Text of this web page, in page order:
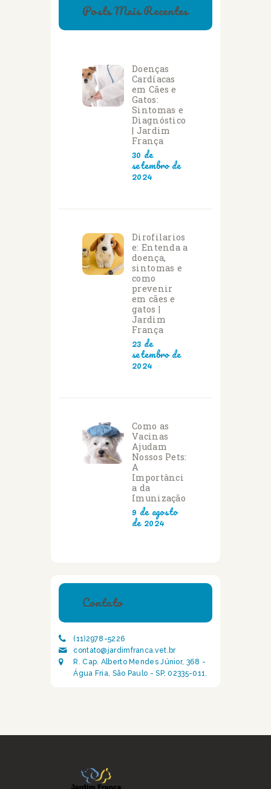
Posts Mais Recentes
Doenças
Cardíacas
em Cães e
Gatos:
Sintomas e
Diagnóstico
| Jardim
França
30 de
setembro de
2024
Dirofilarios
e: Entenda a
doença,
sintomas e
como
prevenir
em cães e
gatos |
Jardim
França
23 de
setembro de
2024
Como as
Vacinas
Ajudam
Nossos Pets:
A
Importânci
a da
Imunização
9 de agosto
de 2024
Contato
(11)2978-5226
contato@jardimfranca.vet.br
R. Cap. Alberto Mendes Júnior, 368 -
Água Fria, São Paulo - SP, 02335-011.